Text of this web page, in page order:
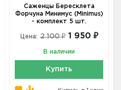
Саженцы Бересклета
Форчуна Минимус (Minimus)
- комплект 5 шт.
Цена: 2 100 ₽ 1 950 ₽
В наличии
Купить